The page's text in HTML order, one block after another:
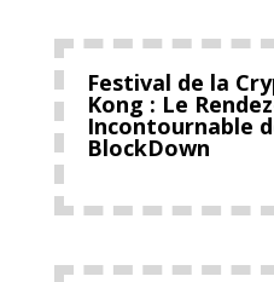
Festival de la
Kong : Le
Incontournable
BlockDown